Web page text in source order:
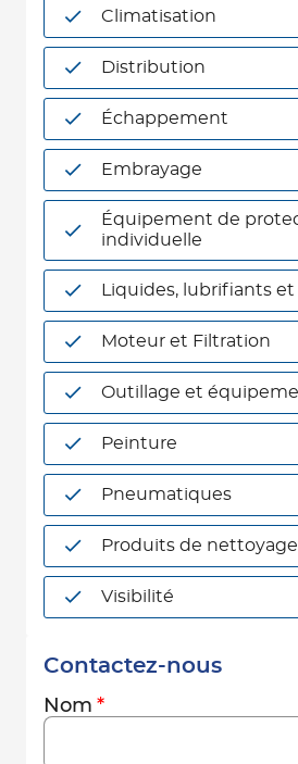
Climatisation
Distribution
Échappement
Embrayage
Équipement de
individuelle
Liquides, lubrifiants
Moteur et Filtration
Outillage et
Peinture
Pneumatiques
Produits de
Visibilité
Contactez-nous
Nom